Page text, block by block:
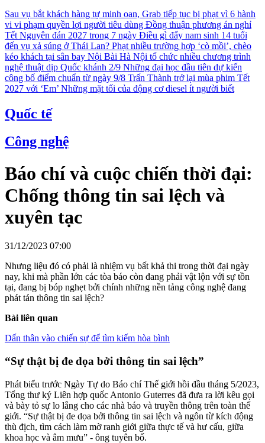
Sau vụ bắt khách hàng tự minh oan, Grab tiếp tục bị phạt vì 6 hành
vi vi phạm quyền lợi người tiêu dùng Đồng thuận phương án nghỉ
Tết Nguyên đán 2027 trong 7 ngày Điều gì đẩy nam sinh 14 tuổi
đến vụ xả súng ở Thái Lan? Phạt nhiều trường hợp ‘cò mồi’, chèo
kéo khách tại sân bay Nội Bài Hà Nội tổ chức nhiều chương trình
nghệ thuật dịp Quốc khánh 2/9 Những đại học đầu tiên dự kiến
công bố điểm chuẩn từ ngày 9/8 Trấn Thành trở lại mùa phim Tết
2027 với ‘Em’ Những mặt tối của động cơ diesel ít người biết
Quốc tế
Công nghệ
Báo chí và cuộc chiến thời đại:
Chống thông tin sai lệch và
xuyên tạc
31/12/2023 07:00
Nhưng liệu đó có phải là nhiệm vụ bất khả thi trong thời đại ngày
nay, khi mà phần lớn các tòa báo còn đang phải vật lộn với sự tồn
tại, đang bị bóp nghẹt bởi chính những nền tảng công nghệ đang
phát tán thông tin sai lệch?
Bài liên quan
Dấn thân vào chiến sự để tìm kiếm hòa bình
“Sự thật bị đe dọa bởi thông tin sai lệch”
Phát biểu trước Ngày Tự do Báo chí Thế giới hồi đầu tháng 5/2023,
Tổng thư ký Liên hợp quốc Antonio Guterres đã đưa ra lời kêu gọi
và bày tỏ sự lo lắng cho các nhà báo và truyền thông trên toàn thế
giới. “Sự thật bị đe dọa bởi thông tin sai lệch và ngôn từ kích động
thù địch, tìm cách làm mờ ranh giới giữa thực tế và hư cấu, giữa
khoa học và âm mưu” - ông tuyên bố.